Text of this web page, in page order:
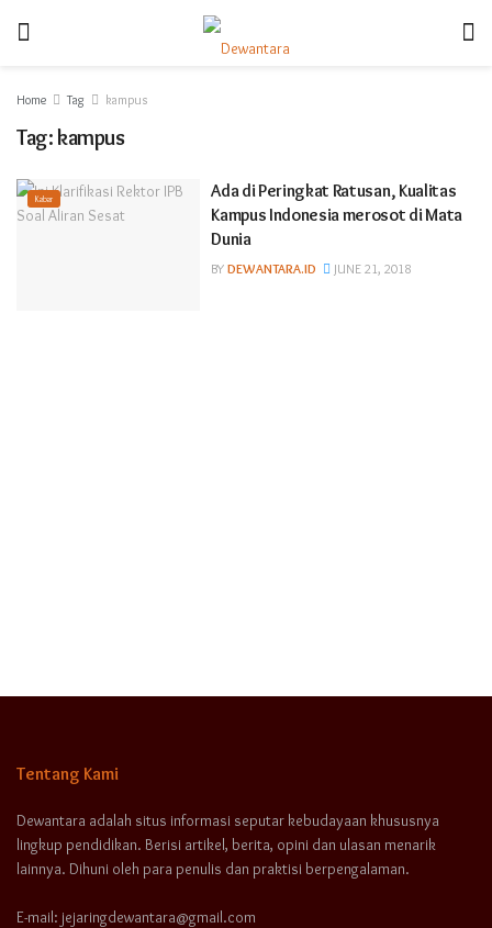
Home Tag kampus
Tag: kampus
Kabar
Ada di Peringkat Ratusan, Kualitas
Kampus Indonesia merosot di Mata
Dunia
BY DEWANTARA.ID JUNE 21, 2018
Tentang Kami
Dewantara adalah situs informasi seputar kebudayaan khususnya
lingkup pendidikan. Berisi artikel, berita, opini dan ulasan menarik
lainnya. Dihuni oleh para penulis dan praktisi berpengalaman.
E-mail: jejaringdewantara@gmail.com